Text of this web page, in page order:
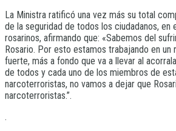
La Ministra ratificó una vez más su total
de la seguridad de todos los ciudadanos, en
rosarinos, afirmando que: «Sabemos del
Rosario. Por esto estamos trabajando en un
fuerte, más a fondo que va a llevar al
de todos y cada uno de los miembros de
narcoterroristas, no vamos a dejar que
narcoterroristas.”.
.